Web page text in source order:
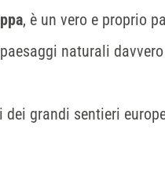
, è un vero e proprio
naturali
dei grandi sentieri